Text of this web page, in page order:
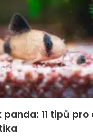
panda: 11 tipů pro